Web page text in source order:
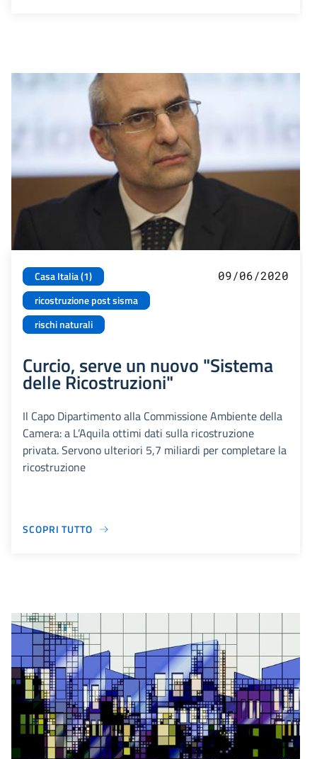
Casa Italia (1)
ricostruzione post sisma
rischi naturali
09/06/2020
Curcio, serve un nuovo "Sistema
delle Ricostruzioni"
Il Capo Dipartimento alla Commissione Ambiente della
Camera: a L’Aquila ottimi dati sulla ricostruzione
privata. Servono ulteriori 5,7 miliardi per completare la
ricostruzione
SCOPRI TUTTO